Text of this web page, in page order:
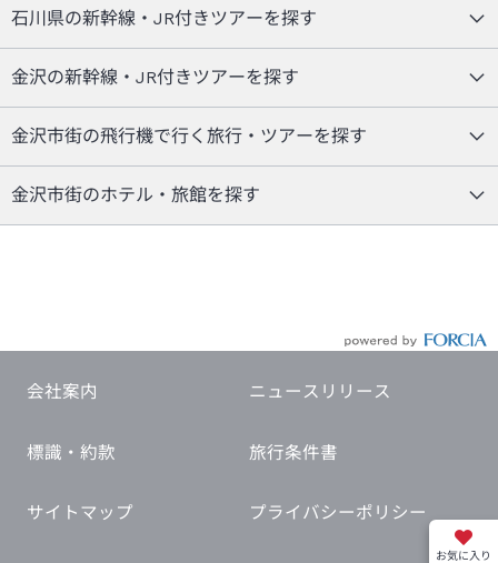
お気に入り
石川県の新幹線・JR付きツアーを探す
金沢の新幹線・JR付きツアーを探す
金沢市街の飛行機で行く旅行・ツアーを探す
金沢市街のホテル・旅館を探す
会社案内 ニュースリリース
標識・約款 旅行条件書
サイトマップ プライバシーポリシー